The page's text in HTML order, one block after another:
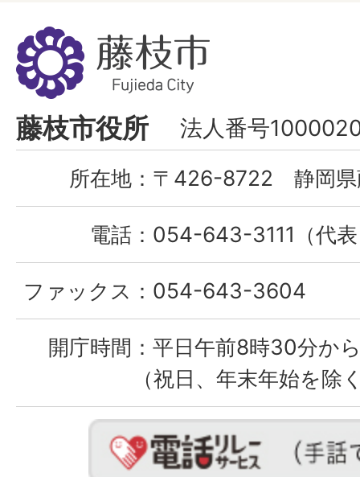
藤
枝
市
Fujieda
City
藤枝市役所 法人番号
所在地： 〒426-8722 静岡県
電話： 054-643-3111（代
ファックス： 054-643-3604
開庁時間： 平日午前8時30分か
（祝日、年末年始を除